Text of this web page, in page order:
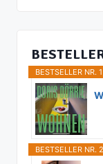
BESTSELLER NR. 1
BESTSELLER NR. 2